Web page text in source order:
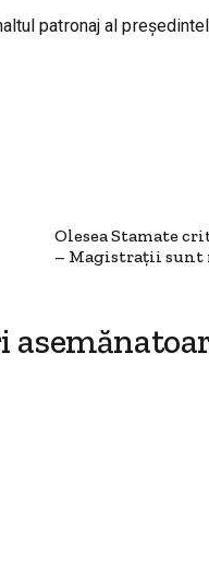
patronaj al
Olesea Stamate
– Magistrații